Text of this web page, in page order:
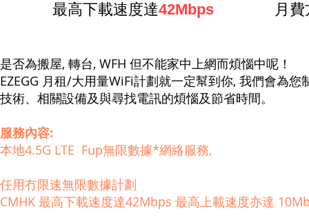
最高下載速度達42Mbps
月
是否為搬屋, 轉台, WFH 但不能家中上網而煩惱中呢！
EZEGG 月租/大用量WiFi計劃就一定幫到你, 我們會為
技術、相關設備及與尋找電訊的煩惱及節省時間。
服務內容:
本地4.5G LTE Fup無限數據*網絡服務,
任用冇限速無限數據計劃
CMHK 最高下載速度達42Mbps 最高上載速度亦達